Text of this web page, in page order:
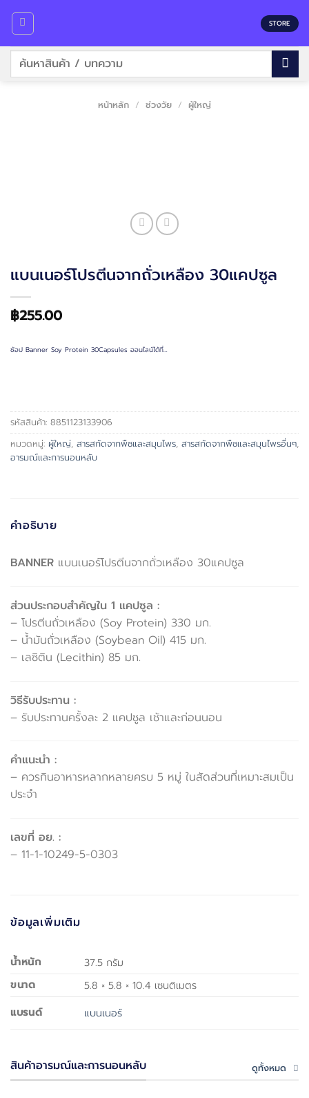
content
STORE
ค้นหา:
หน้าหลัก / ช่วงวัย / ผู้ใหญ่
แบนเนอร์โปรตีนจากถั่วเหลือง 30แคปซูล
฿255.00
ช้อป Banner Soy Protein 30Capsules ออนไลน์ได้ที่…
รหัสสินค้า: 8851123133906
หมวดหมู่: ผู้ใหญ่, สารสกัดจากพืชและสมุนไพร, สารสกัดจากพืชและสมุนไพรอื่นๆ,
อารมณ์และการนอนหลับ
คำอธิบาย
BANNER แบนเนอร์โปรตีนจากถั่วเหลือง 30แคปซูล
ส่วนประกอบสำคัญใน 1 แคปซูล :
– โปรตีนถั่วเหลือง (Soy Protein) 330 มก.
– น้ำมันถั่วเหลือง (Soybean Oil) 415 มก.
– เลซิติน (Lecithin) 85 มก.
วิธีรับประทาน :
– รับประทานครั้งละ 2 แคปซูล เช้าและก่อนนอน
คำแนะนำ :
– ควรกินอาหารหลากหลายครบ 5 หมู่ ในสัดส่วนที่เหมาะสมเป็น
ประจำ
เลขที่ อย. :
– 11-1-10249-5-0303
ข้อมูลเพิ่มเติม
น้ำหนัก
37.5 กรัม
ขนาด
5.8 × 5.8 × 10.4 เซนติเมตร
แบรนด์
แบนเนอร์
สินค้าอารมณ์และการนอนหลับ ดูทั้งหมด